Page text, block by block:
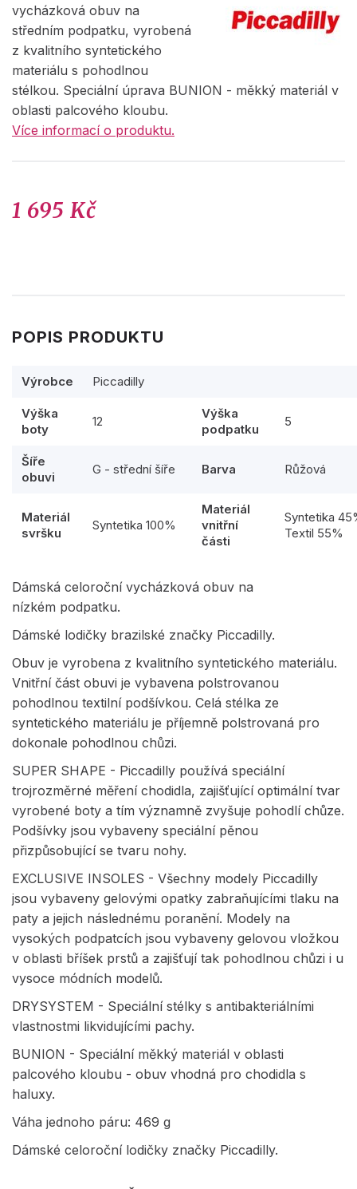
vycházková obuv na
středním podpatku, vyrobená
z kvalitního syntetického
materiálu s pohodlnou
stélkou. Speciální úprava BUNION - měkký materiál v
oblasti palcového kloubu.
Více informací o produktu.
1 695 Kč
POPIS PRODUKTU
Výrobce Piccadilly
Výška
boty
12
Výška
podpatku
5
Šíře
obuvi
G - střední šíře Barva Růžová
Materiál
svršku
Syntetika 100%
Materiál
vnitřní
části
Syntetika
Textil 55%
Dámská celoroční vycházková obuv na
nízkém podpatku.
Dámské lodičky brazilské značky Piccadilly.
Obuv je vyrobena z kvalitního syntetického materiálu.
Vnitřní část obuvi je vybavena polstrovanou
pohodlnou textilní podšívkou. Celá stélka ze
syntetického materiálu je příjemně polstrovaná pro
dokonale pohodlnou chůzi.
SUPER SHAPE - Piccadilly používá speciální
trojrozměrné měření chodidla, zajišťující optimální tvar
vyrobené boty a tím významně zvyšuje pohodlí chůze.
Podšívky jsou vybaveny speciální pěnou
přizpůsobující se tvaru nohy.
EXCLUSIVE INSOLES - Všechny modely Piccadilly
jsou vybaveny gelovými opatky zabraňujícími tlaku na
paty a jejich následnému poranění. Modely na
vysokých podpatcích jsou vybaveny gelovou vložkou
v oblasti bříšek prstů a zajišťují tak pohodlnou chůzi i u
vysoce módních modelů.
DRYSYSTEM - Speciální stélky s antibakteriálními
vlastnostmi likvidujícími pachy.
BUNION - Speciální měkký materiál v oblasti
palcového kloubu - obuv vhodná pro chodidla s
haluxy.
Váha jednoho páru: 469 g
Dámské celoroční lodičky značky Piccadilly.